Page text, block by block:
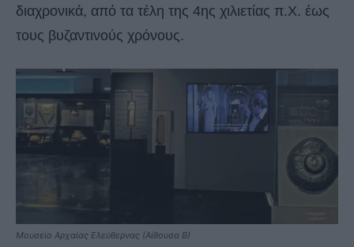
διαχρονικά, από τα τέλη της 4ης χιλιετίας π.Χ. έως
τους βυζαντινούς χρόνους.
Μουσείο Αρχαίας Ελεύθερνας (Αίθουσα Β)